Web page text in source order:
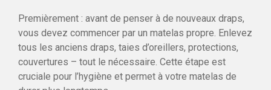
Premièrement : avant de penser à de nouveaux draps,
vous devez commencer par un matelas propre. Enlevez
tous les anciens draps, taies d’oreillers, protections,
couvertures – tout le nécessaire. Cette étape est
cruciale pour l’hygiène et permet à votre matelas de